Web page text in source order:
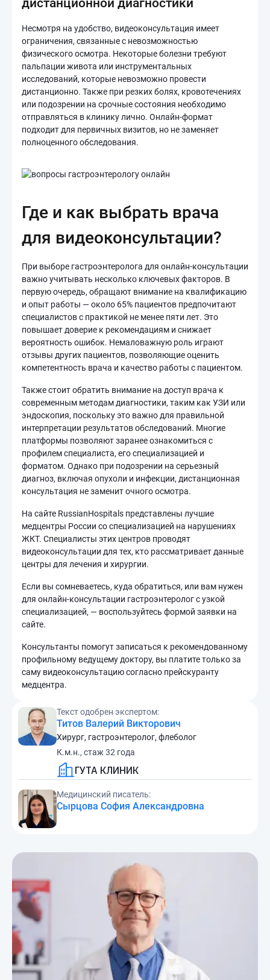
дистанционной диагностики
Несмотря на удобство, видеоконсультация имеет
ограничения, связанные с невозможностью
физического осмотра. Некоторые болезни требуют
пальпации живота или инструментальных
исследований, которые невозможно провести
дистанционно. Также при резких болях, кровотечениях
или подозрении на срочные состояния необходимо
отправляться в клинику лично. Онлайн-формат
подходит для первичных визитов, но не заменяет
полноценного обследования.
Где и как выбрать врача
для видеоконсультации?
При выборе гастроэнтеролога для онлайн-консультации
важно учитывать несколько ключевых факторов. В
первую очередь, обращают внимание на квалификацию
и опыт работы — около 65% пациентов предпочитают
специалистов с практикой не менее пяти лет. Это
повышает доверие к рекомендациям и снижает
вероятность ошибок. Немаловажную роль играют
отзывы других пациентов, позволяющие оценить
компетентность врача и качество работы с пациентом.
Также стоит обратить внимание на доступ врача к
современным методам диагностики, таким как УЗИ или
эндоскопия, поскольку это важно для правильной
интерпретации результатов обследований. Многие
платформы позволяют заранее ознакомиться с
профилем специалиста, его специализацией и
форматом. Однако при подозрении на серьезный
диагноз, включая опухоли и инфекции, дистанционная
консультация не заменит очного осмотра.
На сайте RussianHospitals представлены лучшие
медцентры России со специализацией на нарушениях
ЖКТ. Специалисты этих центров проводят
видеоконсультации для тех, кто рассматривает данные
центры для лечения и хирургии.
Если вы сомневаетесь, куда обратиться, или вам нужен
для онлайн-консультации гастроэнтеролог с узкой
специализацией, — воспользуйтесь формой заявки на
сайте.
Консультанты помогут записаться к рекомендованному
профильному ведущему доктору, вы платите только за
саму видеоконсультацию согласно прейскуранту
медцентра.
Текст одобрен экспертом:
Титов Валерий Викторович
Хирург, гастроэнтеролог, флеболог
К.м.н., стаж 32 года
ГУТА КЛИНИК
Медицинский писатель:
Сырцова София Александровна